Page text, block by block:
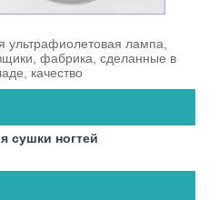
ультрафиолетовая лампа,
фабрика, сделанные в
качество
сушки ногтей